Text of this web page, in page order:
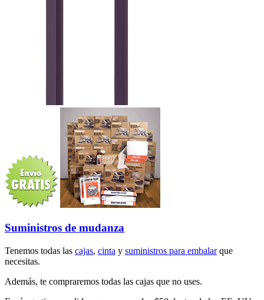
Suministros de mudanza
Tenemos todas las cajas, cinta y suministros para embalarque
necesitas.
Además, te compraremos todas las cajas que no uses.